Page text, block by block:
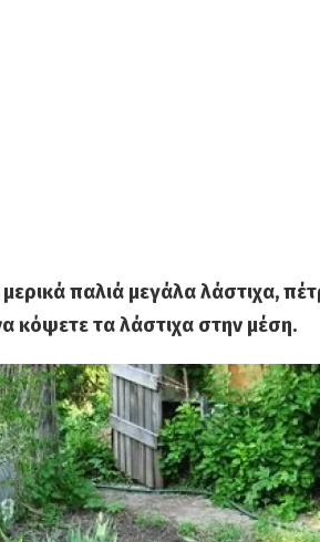
παλιά μεγάλα λάστιχα,
κόψετε τα λάστιχα στην μέση.